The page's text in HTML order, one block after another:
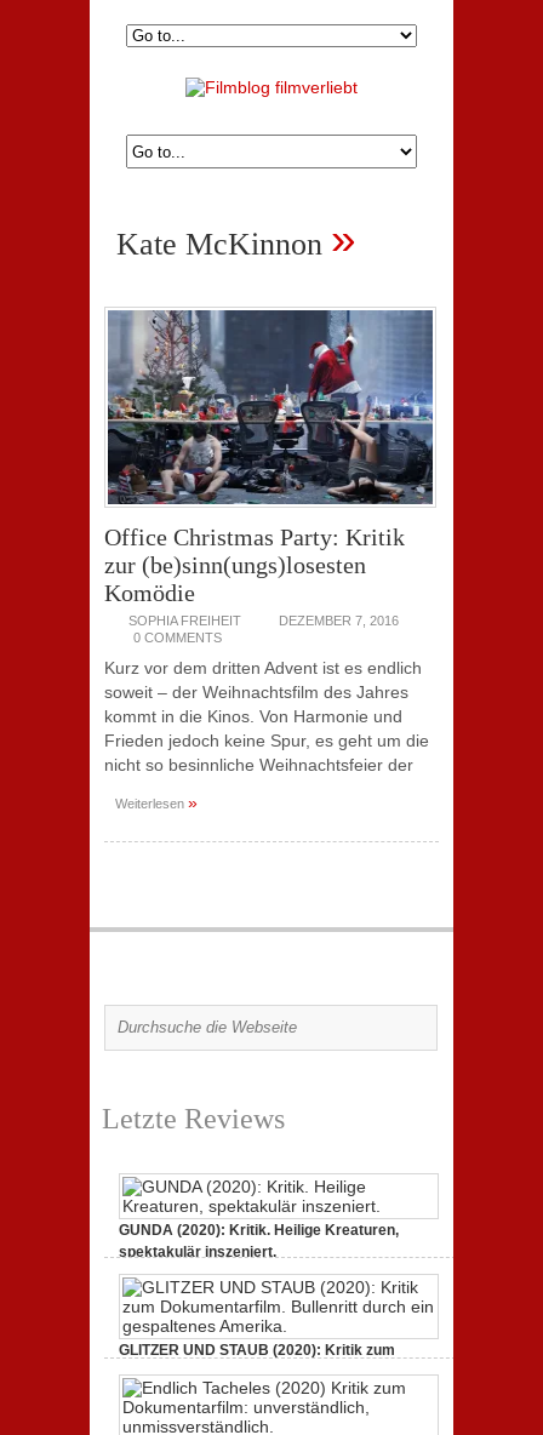
Kate McKinnon »
Office Christmas Party: Kritik
zur (be)sinn(ungs)losesten
Komödie
SOPHIA FREIHEIT
DEZEMBER 7, 2016
0 COMMENTS
Kurz vor dem dritten Advent ist es endlich
soweit – der Weihnachtsfilm des Jahres
kommt in die Kinos. Von Harmonie und
Frieden jedoch keine Spur, es geht um die
nicht so besinnliche Weihnachtsfeier der
Weiterlesen »
Letzte Reviews
GUNDA (2020): Kritik. Heilige Kreaturen,
spektakulär inszeniert.
GLITZER UND STAUB (2020): Kritik zum
Dokumentarfilm.
3. Oktober 2020,2 Comments